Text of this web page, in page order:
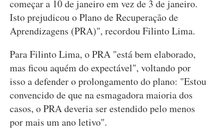
começar a 10 de janeiro em vez de 3 de janeiro.
Isto prejudicou o Plano de Recuperação de
Aprendizagens (PRA)", recordou Filinto Lima.
Para Filinto Lima, o PRA "está bem elaborado,
mas ficou aquém do expectável", voltando por
isso a defender o prolongamento do plano: "Estou
convencido de que na esmagadora maioria dos
casos, o PRA deveria ser estendido pelo menos
por mais um ano letivo".